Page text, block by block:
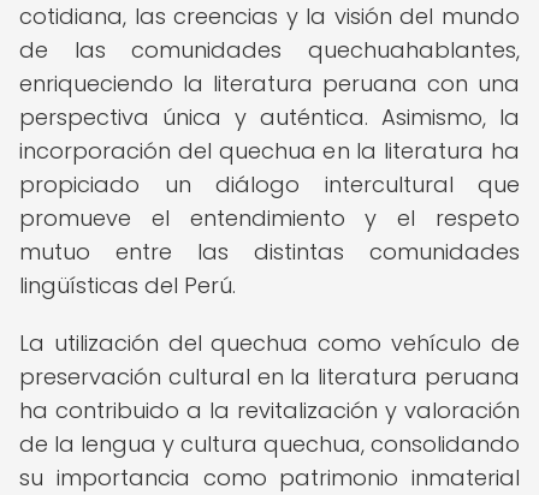
cotidiana, las creencias y la visión del mundo
de las comunidades quechuahablantes,
enriqueciendo la literatura peruana con una
perspectiva única y auténtica. Asimismo, la
incorporación del quechua en la literatura ha
propiciado un diálogo intercultural que
promueve el entendimiento y el respeto
mutuo entre las distintas comunidades
lingüísticas del Perú.
La utilización del quechua como vehículo de
preservación cultural en la literatura peruana
ha contribuido a la revitalización y valoración
de la lengua y cultura quechua, consolidando
su importancia como patrimonio inmaterial